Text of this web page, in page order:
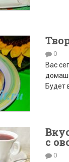
0
Вас
Будет
с
0